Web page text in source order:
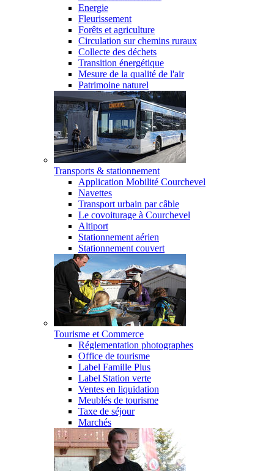
Energie
Fleurissement
Forêts et agriculture
Circulation sur chemins ruraux
Collecte des déchets
Transition énergétique
Mesure de la qualité de l'air
Patrimoine naturel
Transports & stationnement
Application Mobilité Courchevel
Navettes
Transport urbain par câble
Le covoiturage à Courchevel
Altiport
Stationnement aérien
Stationnement couvert
Tourisme et Commerce
Réglementation photographes
Office de tourisme
Label Famille Plus
Label Station verte
Ventes en liquidation
Meublés de tourisme
Taxe de séjour
Marchés